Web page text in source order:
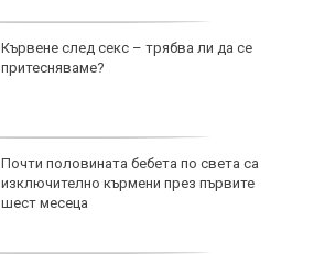
Кървене след секс – трябва ли да се
притесняваме?
Почти половината бебета по света са
изключително кърмени през първите
шест месеца